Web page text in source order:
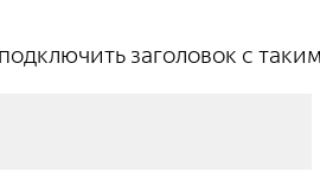
заголовок с